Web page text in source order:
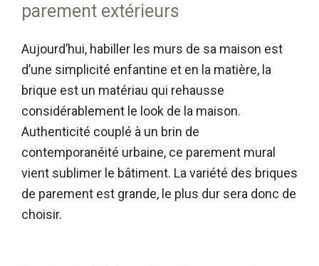
parement extérieurs
Aujourd’hui, habiller les murs de sa maison est
d’une simplicité enfantine et en la matière, la
brique est un matériau qui rehausse
considérablement le look de la maison.
Authenticité couplé à un brin de
contemporanéité urbaine, ce parement mural
vient sublimer le bâtiment. La variété des briques
de parement est grande, le plus dur sera donc de
choisir.